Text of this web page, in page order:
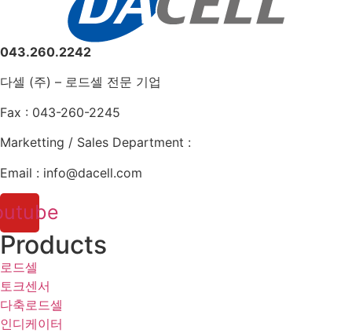
043.260.2242
다셀 (주) – 로드셀 전문 기업
Fax : 043-260-2245
Marketting / Sales Department :
Email : info@dacell.com
Products
로드셀
토크센서
다축로드셀
인디케이터